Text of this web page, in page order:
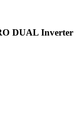
DUAL Inverter